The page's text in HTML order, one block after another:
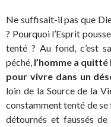
Ne suffisait-il pas que
? Pourquoi l’Esprit
tenté ? Au fond, c’est
péché, l’homme a
pour vivre dans un
loin de la Source de la
constamment tenté de
détournés et faussés